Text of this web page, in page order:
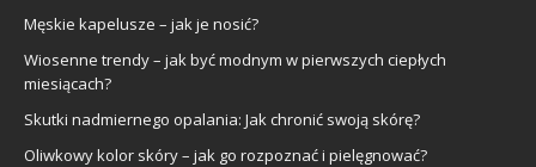
Męskie kapelusze – jak je nosić?
Wiosenne trendy – jak być modnym w pierwszych ciepłych
miesiącach?
Skutki nadmiernego opalania: Jak chronić swoją skórę?
Oliwkowy kolor skóry – jak go rozpoznać i pielęgnować?